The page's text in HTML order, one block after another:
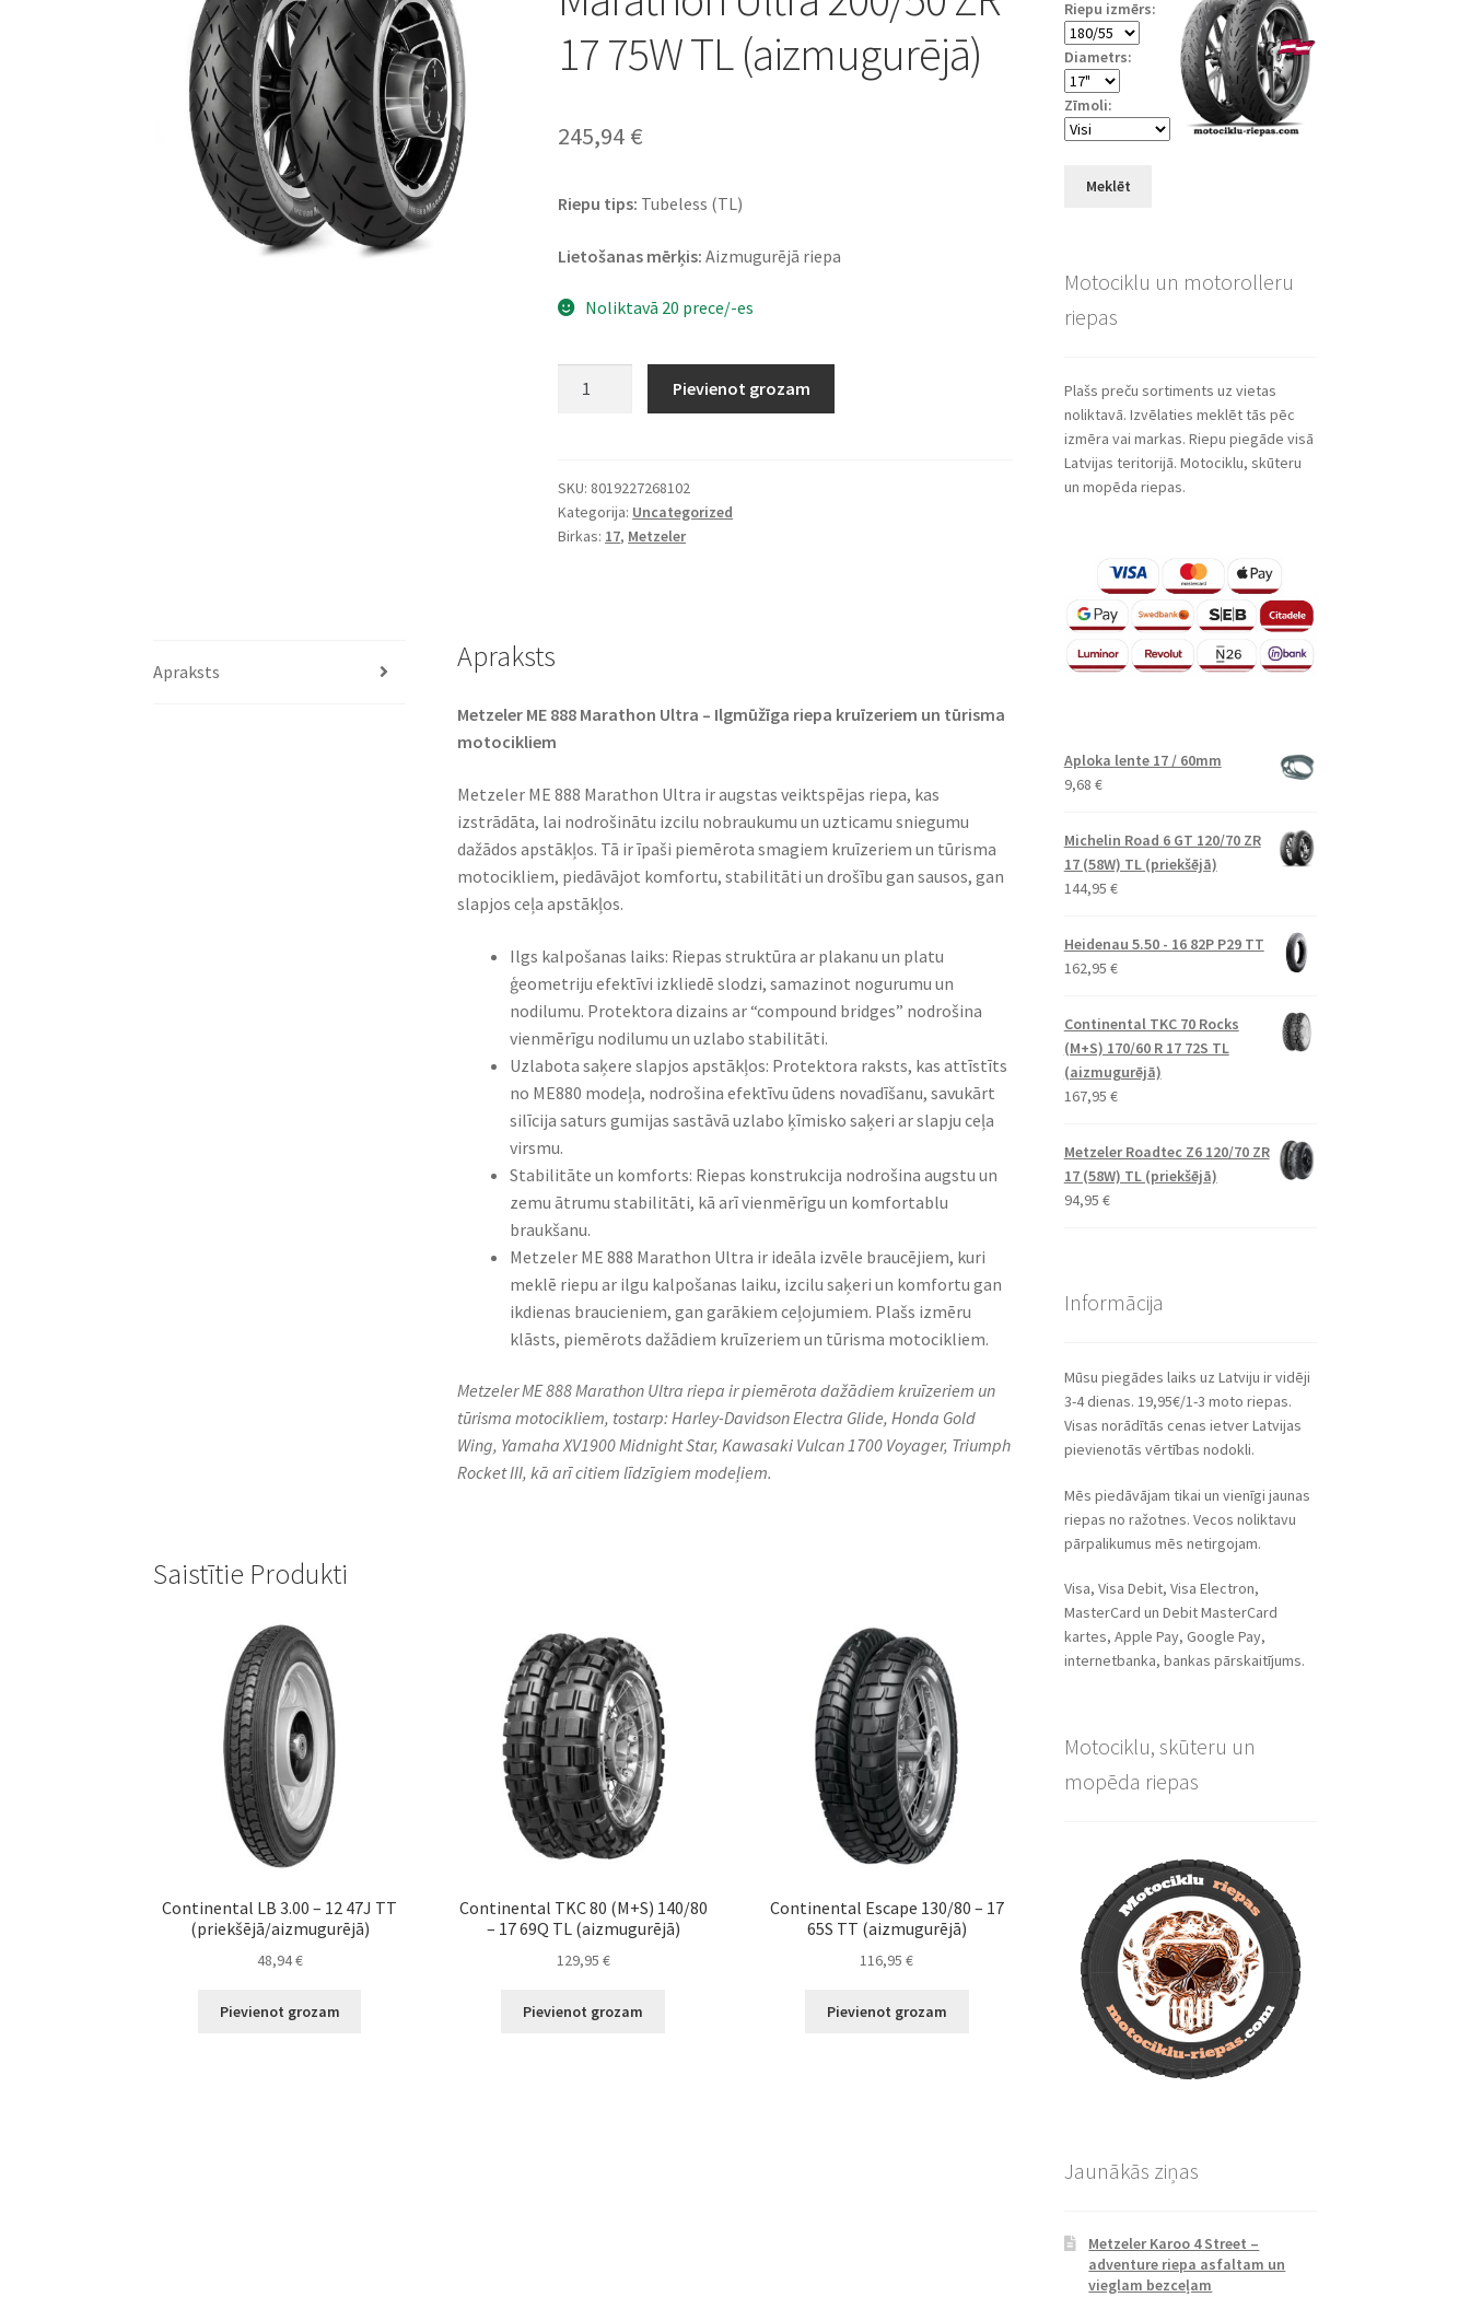
17 75W TL (aizmugurējā)
245,94 €
Riepu tips: Tubeless (TL)
Lietošanas mērķis: Aizmugurējā riepa
Noliktavā 20 prece/-es
Ultra
200/50
ZR
Pievienot grozam
SKU: 8019227268102
Kategorija: Uncategorized
Birkas: 17, Metzeler
Apraksts Apraksts
Metzeler ME 888 Marathon Ultra – Ilgmūžīga riepa kruīzeriem un tūrisma
motocikliem
Metzeler ME 888 Marathon Ultra ir augstas veiktspējas riepa, kas
izstrādāta, lai nodrošinātu izcilu nobraukumu un uzticamu sniegumu
dažādos apstākļos. Tā ir īpaši piemērota smagiem kruīzeriem un tūrisma
motocikliem, piedāvājot komfortu, stabilitāti un drošību gan sausos, gan
slapjos ceļa apstākļos.
Ilgs kalpošanas laiks: Riepas struktūra ar plakanu un platu
ģeometriju efektīvi izkliedē slodzi, samazinot nogurumu un
nodilumu. Protektora dizains ar “compound bridges” nodrošina
vienmērīgu nodilumu un uzlabo stabilitāti.
Uzlabota saķere slapjos apstākļos: Protektora raksts, kas attīstīts
no ME880 modeļa, nodrošina efektīvu ūdens novadīšanu, savukārt
silīcija saturs gumijas sastāvā uzlabo ķīmisko saķeri ar slapju ceļa
virsmu.
Stabilitāte un komforts: Riepas konstrukcija nodrošina augstu un
zemu ātrumu stabilitāti, kā arī vienmērīgu un komfortablu
braukšanu.
Metzeler ME 888 Marathon Ultra ir ideāla izvēle braucējiem, kuri
meklē riepu ar ilgu kalpošanas laiku, izcilu saķeri un komfortu gan
ikdienas braucieniem, gan garākiem ceļojumiem. Plašs izmēru
klāsts, piemērots dažādiem kruīzeriem un tūrisma motocikliem.
Metzeler ME 888 Marathon Ultra riepa ir piemērota dažādiem kruīzeriem un
tūrisma motocikliem, tostarp: Harley-Davidson Electra Glide, Honda Gold
Wing, Yamaha XV1900 Midnight Star, Kawasaki Vulcan 1700 Voyager, Triumph
Rocket III, kā arī citiem līdzīgiem modeļiem.
Saistītie Produkti
Continental LB 3.00 – 12 47J TT
(priekšējā/aizmugurējā)
48,94€
Pievienot grozam
Continental TKC 80 (M+S) 140/80
– 17 69Q TL (aizmugurējā)
129,95 €
Pievienot grozam
Continental Escape 130/80 – 17
65S TT (aizmugurējā)
116,95€
Pievienot grozam
Riepu izmērs:
Diametrs:
Zīmoli:
Meklēt
Motociklu un motorolleru
riepas
Plašs preču sortiments uz vietas
noliktavā. Izvēlaties meklēt tās pēc
izmēra vai markas. Riepu piegāde visā
Latvijas teritorijā. Motociklu, skūteru
un mopēda riepas.
Aploka lente 17 / 60mm
9,68 €
Michelin Road 6 GT 120/70 ZR
17 (58W) TL (priekšējā)
144,95 €
Heidenau 5.50 - 16 82P P29 TT
162,95 €
Continental TKC 70 Rocks
(M+S) 170/60 R 17 72S TL
(aizmugurējā)
167,95 €
Metzeler Roadtec Z6 120/70 ZR
17 (58W) TL (priekšējā)
94,95 €
Informācija
Mūsu piegādes laiks uz Latviju ir vidēji
3-4 dienas. 19,95€/1-3 moto riepas.
Visas norādītās cenas ietver Latvijas
pievienotās vērtības nodokli.
Mēs piedāvājam tikai un vienīgi jaunas
riepas no ražotnes. Vecos noliktavu
pārpalikumus mēs netirgojam.
Visa, Visa Debit, Visa Electron,
MasterCard un Debit MasterCard
kartes, Apple Pay, Google Pay,
internetbanka, bankas pārskaitījums.
Motociklu, skūteru un
mopēda riepas
Jaunākās ziņas
Metzeler Karoo 4 Street –
adventure riepa asfaltam un
vieglam bezceļam